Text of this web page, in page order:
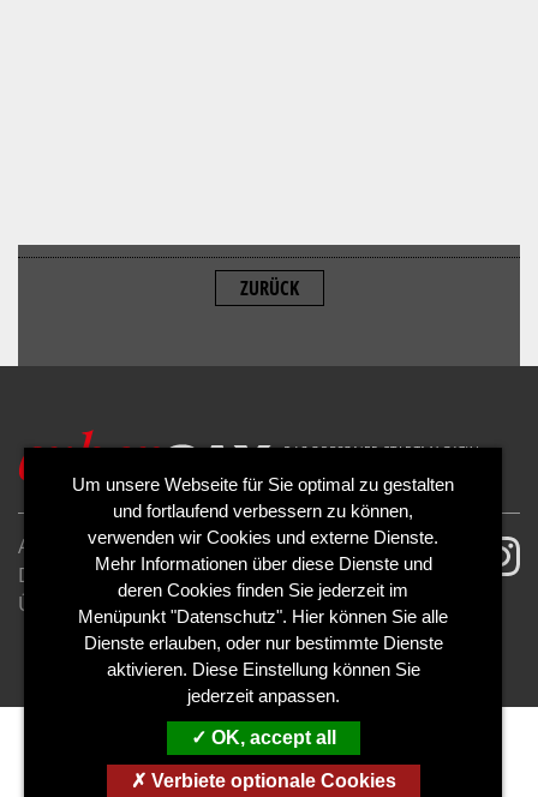
ZURÜCK
AGB
Impressum
Datenschutzerklärung
Cookies
Über uns
Kontakt
Mediadaten
Abo kündigen
Abo widerrufen
Um unsere Webseite für Sie optimal zu gestalten
und fortlaufend verbessern zu können,
verwenden wir Cookies und externe Dienste.
Mehr Informationen über diese Dienste und
deren Cookies finden Sie jederzeit im
Menüpunkt "Datenschutz". Hier können Sie alle
Dienste erlauben, oder nur bestimmte Dienste
aktivieren. Diese Einstellung können Sie
jederzeit anpassen.
OK, accept all
Verbiete optionale Cookies